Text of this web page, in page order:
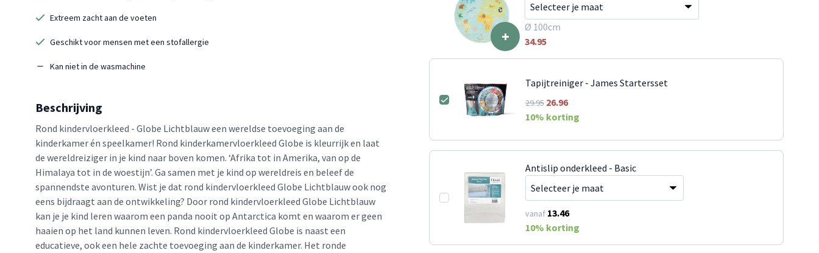
Extreem zacht aan de voeten
Geschikt voor mensen met een stofallergie
Kan niet in de wasmachine
Beschrijving
Rond kindervloerkleed - Globe Lichtblauw een wereldse toevoeging aan de
kinderkamer én speelkamer! Rond kinderkamervloerkleed Globe is kleurrijk en laat
de wereldreiziger in je kind naar boven komen. ‘Afrika tot in Amerika, van op de
Himalaya tot in de woestijn’. Ga samen met je kind op wereldreis en beleef de
spannendste avonturen. Wist je dat rond kindervloerkleed Globe Lichtblauw ook nog
eens bijdraagt aan de ontwikkeling? Door rond kindervloerkleed Globe Lichtblauw
kan je je kind leren waarom een panda nooit op Antarctica komt en waarom er geen
haaien op het land kunnen leven. Rond kindervloerkleed Globe is naast een
educatieve, ook een hele zachte toevoeging aan de kinderkamer. Het ronde
+
Ø 100cm
34.95
Tapijtreiniger - James Startersset
29.95 26.96
10% korting
Antislip onderkleed - Basic
vanaf 13.46
10% korting